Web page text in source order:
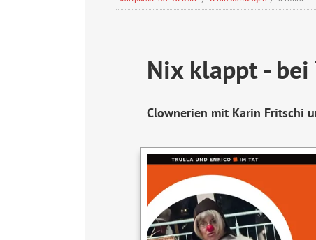
Nix klappt -
Clownerien mit Karin Fritschi